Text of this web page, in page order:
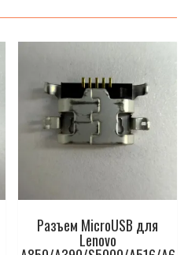
Разъем MicroUSB для
Lenovo